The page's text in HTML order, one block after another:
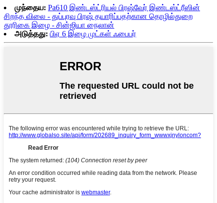
முந்தைய: Pa610 இண்டஸ்ட்ரியல் பிரஷ்வேர் இண்டஸ்ட்ரீஸின்
சிறந்த விலை - துப்புரவு பிரஷ் தயாரிப்பதற்கான தொழில்துறை
தூரிகை இழை - சின்ஜியா நைலான்
அடுத்தது: பிஏ 6 இழை முட்கள் ஃபைபர்